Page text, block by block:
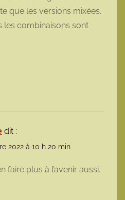
que les versions mixées.
les combinaisons sont
dit :
2022 à 10 h 20 min
faire plus à l’avenir aussi.